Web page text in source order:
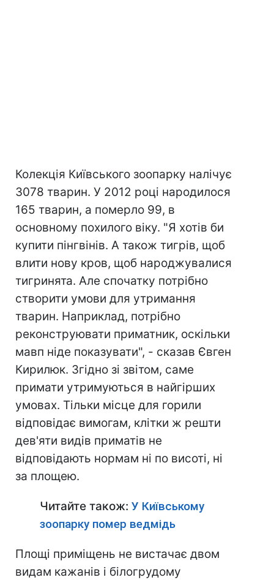
Колекція Київського зоопарку налічує
3078 тварин. У 2012 році народилося
165 тварин, а померло 99, в
основному похилого віку. "Я хотів би
купити пінгвінів. А також тигрів, щоб
влити нову кров, щоб народжувалися
тигринята. Але спочатку потрібно
створити умови для утримання
тварин. Наприклад, потрібно
реконструювати приматник, оскільки
мавп ніде показувати", - сказав Євген
Кирилюк. Згідно зі звітом, саме
примати утримуються в найгірших
умовах. Тільки місце для горили
відповідає вимогам, клітки ж решти
дев'яти видів приматів не
відповідають нормам ні по висоті, ні
за площею.
Читайте також: У Київському
зоопарку помер ведмідь
Площі приміщень не вистачає двом
видам кажанів і білогрудому